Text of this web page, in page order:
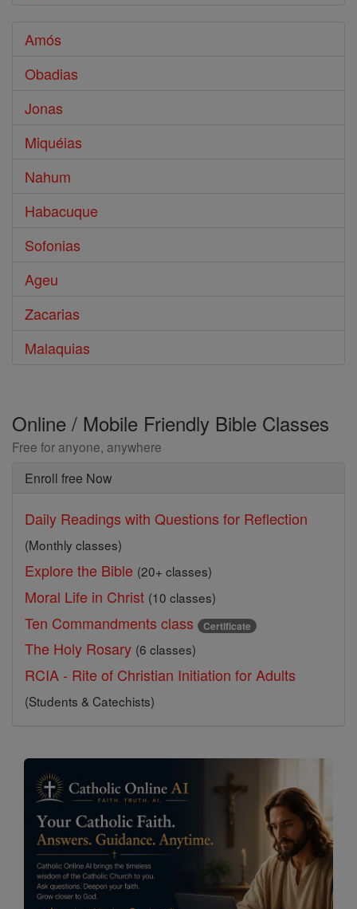
Amós
Obadias
Jonas
Miquéias
Nahum
Habacuque
Sofonias
Ageu
Zacarias
Malaquias
Online / Mobile Friendly Bible Classes
Free for anyone, anywhere
Enroll free Now
Daily Readings with Questions for Reflection
(Monthly classes)
Explore the Bible (20+ classes)
Moral Life in Christ (10 classes)
Ten Commandments class Certificate
The Holy Rosary (6 classes)
RCIA - Rite of Christian Initiation for Adults
(Students & Catechists)